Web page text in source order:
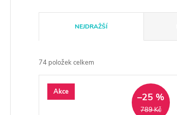
a
z
e
NEJDRAŽŠÍ
74 položek celkem
VAkce
789 Kč
–25 %